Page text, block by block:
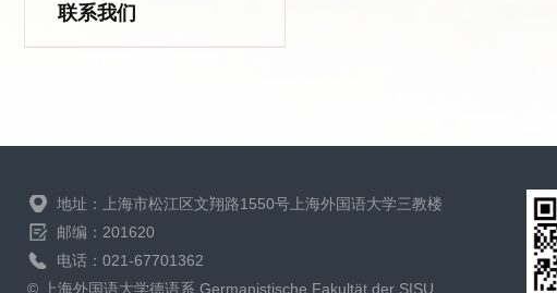
联系我们
地址：上海市松江区文翔路1550号上海外国语大学三教楼
邮编：201620
电话：021-67701362
© 上海外国语大学德语系 Germanistische Fakultät der SISU